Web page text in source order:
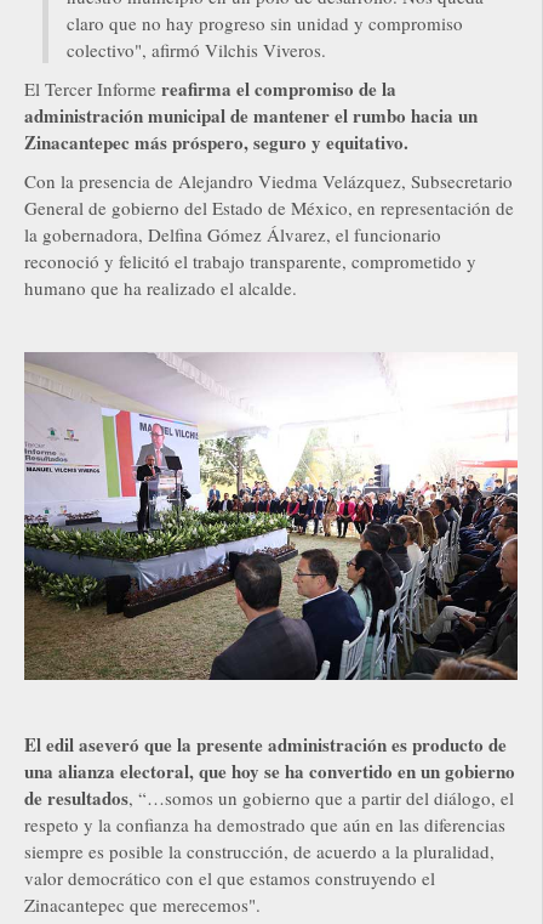
claro que no hay progreso sin unidad y compromiso
colectivo", afirmó Vilchis Viveros.
El Tercer Informe reafirma el compromiso de la
administración municipal de mantener el rumbo hacia un
Zinacantepec más próspero, seguro y equitativo.
Con la presencia de Alejandro Viedma Velázquez, Subsecretario
General de gobierno del Estado de México, en representación de
la gobernadora, Delfina Gómez Álvarez, el funcionario
reconoció y felicitó el trabajo transparente, comprometido y
humano que ha realizado el alcalde.
El edil aseveró que la presente administración es producto de
una alianza electoral, que hoy se ha convertido en un gobierno
de resultados, “…somos un gobierno que a partir del diálogo, el
respeto y la confianza ha demostrado que aún en las diferencias
siempre es posible la construcción, de acuerdo a la pluralidad,
valor democrático con el que estamos construyendo el
Zinacantepec que merecemos".